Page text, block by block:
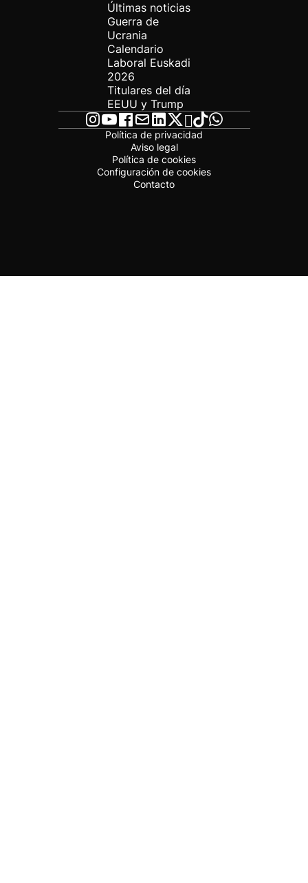
Últimas noticias
Guerra de
Ucrania
Calendario
Laboral Euskadi
2026
Titulares del día
EEUU y Trump
Política de privacidad
Aviso legal
Política de cookies
Configuración de cookies
Contacto